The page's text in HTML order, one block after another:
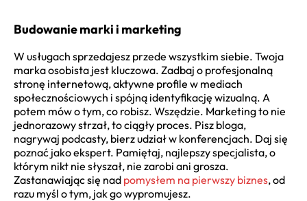
Budowanie marki i marketing
W usługach sprzedajesz przede wszystkim siebie. Twoja
marka osobista jest kluczowa. Zadbaj o profesjonalną
stronę internetową, aktywne profile w mediach
społecznościowych i spójną identyfikację wizualną. A
potem mów o tym, co robisz. Wszędzie. Marketing to nie
jednorazowy strzał, to ciągły proces. Pisz bloga,
nagrywaj podcasty, bierz udział w konferencjach. Daj się
poznać jako ekspert. Pamiętaj, najlepszy specjalista, o
którym nikt nie słyszał, nie zarobi ani grosza.
Zastanawiając się nad pomysłem na pierwszy biznes, od
razu myśl o tym, jak go wypromujesz.